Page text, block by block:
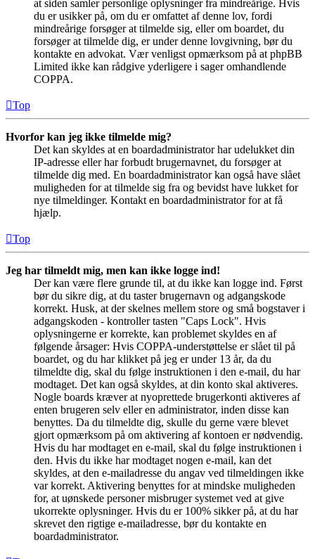
at siden samler personlige oplysninger fra mindreårige. Hvis
du er usikker på, om du er omfattet af denne lov, fordi
mindreårige forsøger at tilmelde sig, eller om boardet, du
forsøger at tilmelde dig, er under denne lovgivning, bør du
kontakte en advokat. Vær venligst opmærksom på at phpBB
Limited ikke kan rådgive yderligere i sager omhandlende
COPPA.
Top
Hvorfor kan jeg ikke tilmelde mig?
Det kan skyldes at en boardadministrator har udelukket din
IP-adresse eller har forbudt brugernavnet, du forsøger at
tilmelde dig med. En boardadministrator kan også have slået
muligheden for at tilmelde sig fra og bevidst have lukket for
nye tilmeldinger. Kontakt en boardadministrator for at få
hjælp.
Top
Jeg har tilmeldt mig, men kan ikke logge ind!
Der kan være flere grunde til, at du ikke kan logge ind. Først
bør du sikre dig, at du taster brugernavn og adgangskode
korrekt. Husk, at der skelnes mellem store og små bogstaver i
adgangskoden - kontroller tasten "Caps Lock". Hvis
oplysningerne er korrekte, kan problemet skyldes en af
følgende årsager: Hvis COPPA-understøttelse er slået til på
boardet, og du har klikket på jeg er under 13 år, da du
tilmeldte dig, skal du følge instruktionen i den e-mail, du har
modtaget. Det kan også skyldes, at din konto skal aktiveres.
Nogle boards kræver at nyoprettede brugerkonti aktiveres af
enten brugeren selv eller en administrator, inden disse kan
benyttes. Da du tilmeldte dig, skulle du gerne være blevet
gjort opmærksom på om aktivering af kontoen er nødvendig.
Hvis du har modtaget en e-mail, skal du følge instruktionen i
den. Hvis du ikke har modtaget nogen e-mail, kan det
skyldes, at den e-mailadresse du angav ved tilmeldingen ikke
var korrekt. Aktivering benyttes for at mindske muligheden
for, at uønskede personer misbruger systemet ved at give
ukorrekte oplysninger. Hvis du er 100% sikker på, at du har
skrevet den rigtige e-mailadresse, bør du kontakte en
boardadministrator.